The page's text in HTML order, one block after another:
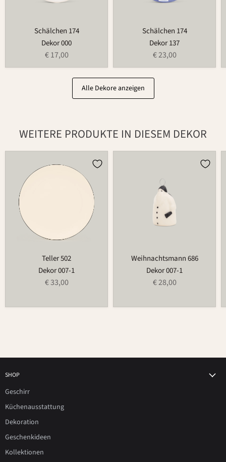
Schälchen 174
Dekor 000
€ 17,00
Schälchen 174
Dekor 137
€ 23,00
Alle Dekore anzeigen
WEITERE PRODUKTE IN DIESEM DEKOR
Teller 502
Dekor 007-1
€ 33,00
Weihnachtsmann 686
Dekor 007-1
€ 28,00
SHOP
Geschirr
Küchenausstattung
Dekoration
Geschenkideen
Kollektionen